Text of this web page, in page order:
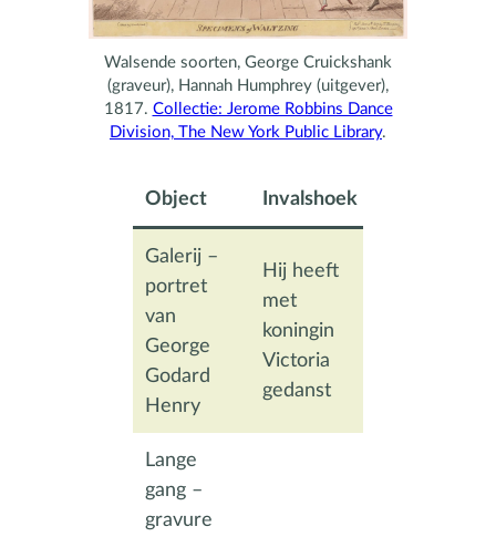
Walsende soorten, George Cruickshank
(graveur), Hannah Humphrey (uitgever),
1817. Collectie: Jerome Robbins Dance
Division, The New York Public Library.
Object Invalshoek
Galerij –
portret
van
George
Godard
Henry
Hij heeft
met
koningin
Victoria
gedanst
Lange
gang –
gravure